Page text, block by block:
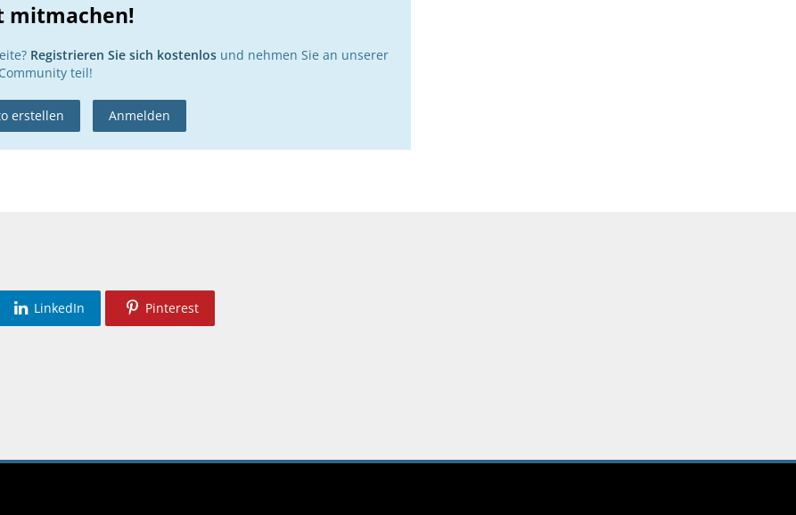
mitmachen!
Registrieren Sie sich kostenlos und nehmen Sie an unserer
Community teil!
erstellen Anmelden
LinkedIn Pinterest